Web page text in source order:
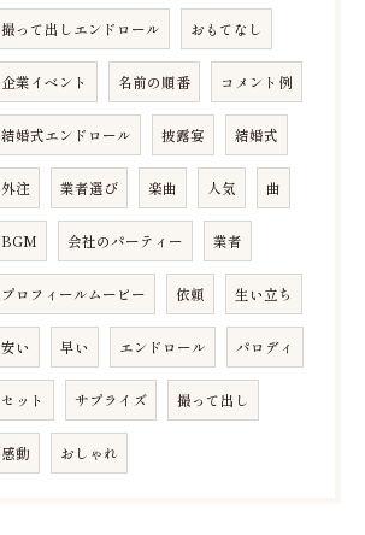
撮って出しエンドロール おもてなし
企業イベント 名前の順番 コメント例
結婚式エンドロール 披露宴 結婚式
外注 業者選び 楽曲 人気 曲
BGM 会社のパーティー 業者
プロフィールムービー 依頼 生い立ち
安い 早い エンドロール パロディ
セット サプライズ 撮って出し
感動 おしゃれ